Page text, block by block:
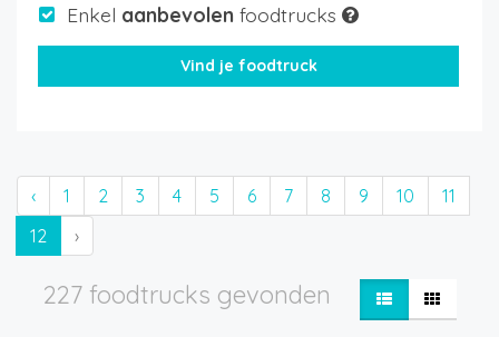
Enkel aanbevolen foodtrucks
‹ 1 2 3 4 5 6 7 8 9 10
11
12
›
227 foodtrucks gevonden